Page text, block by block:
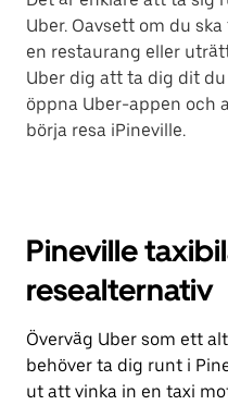
Uber. Oavsett om du
en restaurang eller
Uber dig att ta dig dit
öppna Uber-appen och
börja resa iPineville.
Pineville
resealternativ
Överväg Uber som ett
behöver ta dig runt i
ut att vinka in en taxi